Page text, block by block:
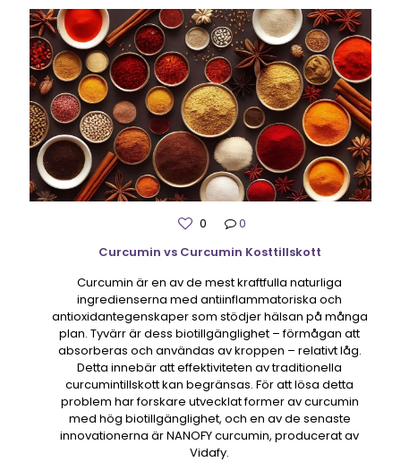
0
0
Curcumin vs Curcumin Kosttillskott
Curcumin är en av de mest kraftfulla naturliga
ingredienserna med antiinflammatoriska och
antioxidantegenskaper som stödjer hälsan på många
plan. Tyvärr är dess biotillgänglighet – förmågan att
absorberas och användas av kroppen – relativt låg.
Detta innebär att effektiviteten av traditionella
curcumintillskott kan begränsas. För att lösa detta
problem har forskare utvecklat former av curcumin
med hög biotillgänglighet, och en av de senaste
innovationerna är NANOFY curcumin, producerat av
Vidafy.